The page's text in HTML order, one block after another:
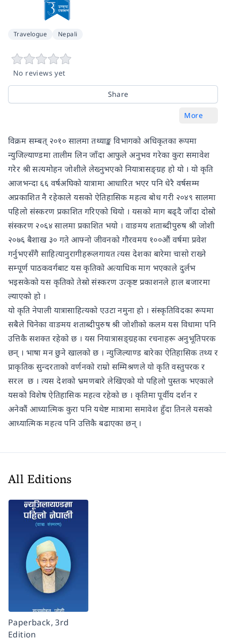
Travelogue Nepali
No reviews yet
Share
More
विक्रम सम्बत् २०१० सालमा तथ्याङ्क विभागको अधिकृतका रूपमा
न्युजिल्याण्डमा तालीम लिन जाँदा आफुले अनुभव गरेका कुरा समावेश
गरेर श्री सत्यमोहन जोशीले लेख्नुभएको नियात्रासङ्ग्रह हो यो । यो कृति
आजभन्दा ६६ वर्षअघिको यात्रामा आधारित भएर पनि धेरै वर्षसम्म
अप्रकाशित नै रहेकाले यसको ऐतिहासिक महत्व बोध गरी २०४९ सालमा
पहिलो संस्करण प्रकाशित गरिएको थियो । यसको माग बढ्दै जाँदा दोस्रो
संस्करण २०६४ सालमा प्रकाशित भयो । वाङमय शताब्दीपुरुष श्री जोशी
२०७६ बैशाख ३० गते आफ्नो जीवनको गौरवमय १००औं वर्षमा प्रवेश
गर्नुभएसँगै साहित्यानुरागीहरूलगायत त्यस देशका बारेमा चासो राख्ने
सम्पूर्ण पाठकवर्गबाट यस कृतिको अत्याधिक माग भएकाले दुर्लभ
भइसकेको यस कृतिको तेस्रो संस्करण उत्कृष्ट प्रकाशनले हाल बजारमा
ल्याएको हो ।
यो कृति नेपाली यात्रासाहित्यको एउटा नमुना हो । संस्कृतिविदका रूपमा
सबैले चिनेका वाङमय शताब्दीपुरुष श्री जोशीको कलम यस विधामा पनि
उत्तिकै सशक्त रहेको छ । यस नियात्रासङ्ग्रहका रचनाहरू अनुभूतिपरक
छन् । भाषा मन छुने खालको छ । न्युजिल्याण्ड बारेका ऐतिहासिक तथ्य र
प्राकृतिक सुन्दरताको वर्णनको राम्रो सम्मिश्रणले यो कृति वस्तुपरक र
सरल छ । त्यस देशको भ्रमणबारे लेखिएको यो पहिलो पुस्तक भएकाले
यसको विशेष ऐतिहासिक महत्व रहेको छ । कृतिमा पूर्वीय दर्शन र
अनेकौं आध्यात्मिक कुरा पनि यथेष्ट मात्रामा समावेश हुँदा तिनले यसको
आध्यात्मिक महत्व पनि उत्तिकै बढाएका छन् ।
All Editions
Paperback, 3rd
Edition